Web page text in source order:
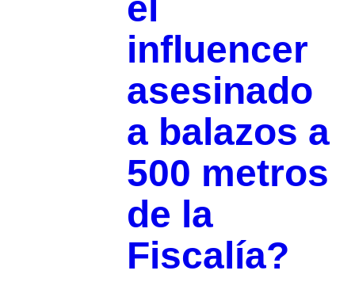
influencer
asesinado
a balazos a
500 metros
de la
Fiscalía?